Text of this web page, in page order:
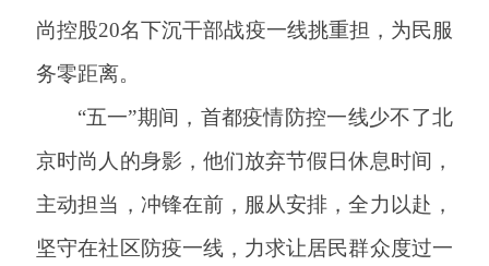
尚控股20名下沉干部战疫一线挑重担，为民服
务零距离。
“五一”期间，首都疫情防控一线少不了北
京时尚人的身影，他们放弃节假日休息时间，
主动担当，冲锋在前，服从安排，全力以赴，
坚守在社区防疫一线，力求让居民群众度过一